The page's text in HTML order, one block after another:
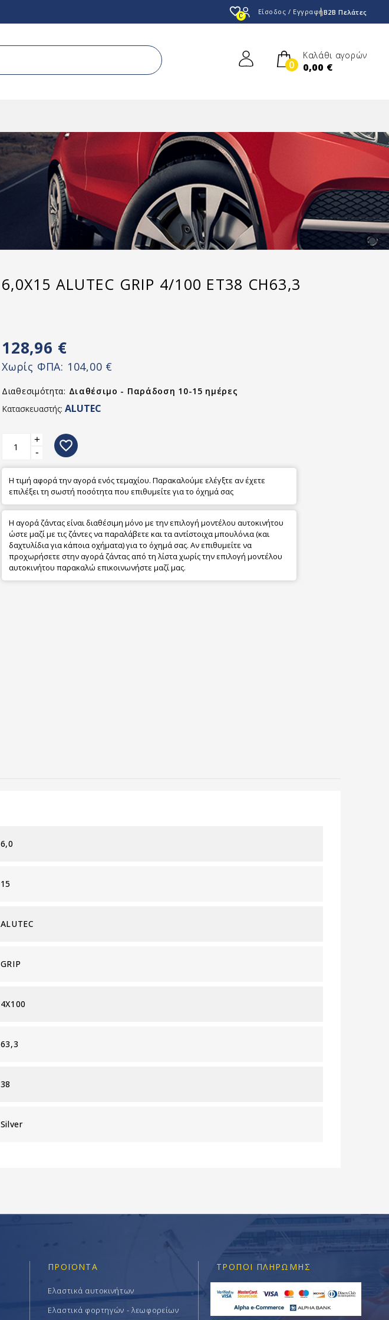
favorite_border0 Είσοδος / ΕγγραφήB2B Πελάτες
0
Καλάθι αγορών
0,00 €
6,0X15 ALUTEC GRIP 4/100 ET38 CH63,3
128,96 €
Χωρίς ΦΠΑ: 104,00 €
Διαθεσιμότητα: Διαθέσιμο - Παράδοση 10-15 ημέρες
Κατασκευαστής: ALUTEC
+
-
favorite_border
Η τιμή αφορά την αγορά ενός τεμαχίου. Παρακαλούμε ελέγξτε αν έχετε
επιλέξει τη σωστή ποσότητα που επιθυμείτε για το όχημά σας
Η αγορά ζάντας είναι διαθέσιμη μόνο με την επιλογή μοντέλου αυτοκινήτου
ώστε μαζί με τις ζάντες να παραλάβετε και τα αντίστοιχα μπουλόνια (και
δαχτυλίδια για κάποια οχήματα) για το όχημά σας. Αν επιθυμείτε να
προχωρήσετε στην αγορά ζάντας από τη λίστα χωρίς την επιλογή μοντέλου
αυτοκινήτου παρακαλώ επικοινωνήστε μαζί μας.
6,0
15
ALUTEC
GRIP
4X100
63,3
38
Silver
ΠΡΟΪΟΝΤΑ
Ελαστικά αυτοκινήτων
Ελαστικά φορτηγών - λεωφορείων
ΤΡΌΠΟΙ ΠΛΗΡΩΜΉΣ